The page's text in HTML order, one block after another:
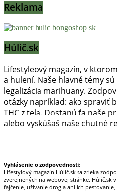
Reklama
Húlič.sk
Lifestyleový magazín, v
a hulení. Naše hlavné témy sú
legalizácia marihuany.
otázky napríklad: ako spraviť
THC z tela. Dostanú ťa naše
alebo vyskúšaš naše chutné
Vyhlásenie o zodpovednosti:
Lifestylový magazín Húlič.sk sa zrieka
zverejnených na webovej stránke. Húlič.sk
fajčenie, užívanie drog a ani ich